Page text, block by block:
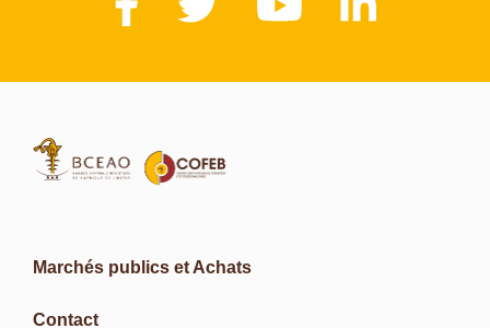
Marchés publics et Achats
Contact